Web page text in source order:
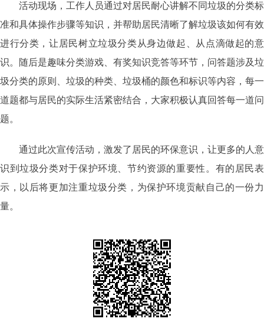
活动现场，工作人员通过对居民耐心讲解不同垃圾的分类标
准和具体操作步骤等知识，并帮助居民清晰了解垃圾该如何有效
进行分类，让居民树立垃圾分类从身边做起、从点滴做起的意
识。随后是趣味分类游戏、有奖知识竞答等环节，问答题涉及垃
圾分类的原则、垃圾的种类、垃圾桶的颜色和标识等内容，每一
道题都与居民的实际生活紧密结合，大家积极认真回答每一道问
题。
通过此次宣传活动，激发了居民的环保意识，让更多的人意
识到垃圾分类对于保护环境、节约资源的重要性。有的居民表
示，以后将更加注重垃圾分类，为保护环境贡献自己的一份力
量。